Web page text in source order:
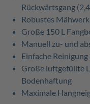
Rückwärtsgang
Robustes
Große 150 L
Manuell zu- und
Einfache
Große luftgefüllte
Bodenhaftung
Maximale